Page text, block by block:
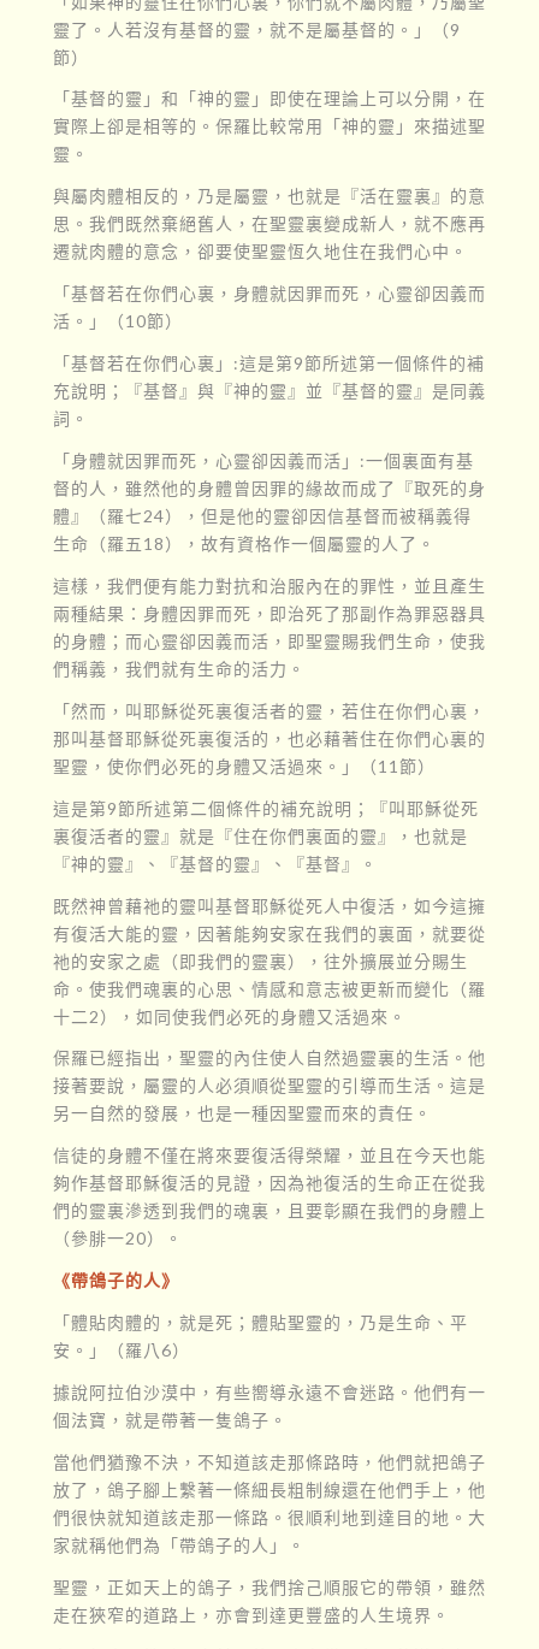
靈了。人若沒有基督的靈，就不是屬基督的。」（9
節）
「基督的靈」和「神的靈」即使在理論上可以分開，在
實際上卻是相等的。保羅比較常用「神的靈」來描述聖
靈。
與屬肉體相反的，乃是屬靈，也就是『活在靈裏』的意
思。我們既然棄絕舊人，在聖靈裏變成新人，就不應再
遷就肉體的意念，卻要使聖靈恆久地住在我們心中。
「基督若在你們心裏，身體就因罪而死，心靈卻因義而
活。」（10節）
「基督若在你們心裏」:這是第9節所述第一個條件的補
充說明；『基督』與『神的靈』並『基督的靈』是同義
詞。
「身體就因罪而死，心靈卻因義而活」:一個裏面有基
督的人，雖然他的身體曾因罪的緣故而成了『取死的身
體』（羅七24），但是他的靈卻因信基督而被稱義得
生命（羅五18），故有資格作一個屬靈的人了。
這樣，我們便有能力對抗和治服內在的罪性，並且產生
兩種結果：身體因罪而死，即治死了那副作為罪惡器具
的身體；而心靈卻因義而活，即聖靈賜我們生命，使我
們稱義，我們就有生命的活力。
「然而，叫耶穌從死裏復活者的靈，若住在你們心裏，
那叫基督耶穌從死裏復活的，也必藉著住在你們心裏的
聖靈，使你們必死的身體又活過來。」（11節）
這是第9節所述第二個條件的補充說明；『叫耶穌從死
裏復活者的靈』就是『住在你們裏面的靈』，也就是
『神的靈』、『基督的靈』、『基督』。
既然神曾藉祂的靈叫基督耶穌從死人中復活，如今這擁
有復活大能的靈，因著能夠安家在我們的裏面，就要從
祂的安家之處（即我們的靈裏），往外擴展並分賜生
命。使我們魂裏的心思、情感和意志被更新而變化（羅
十二2），如同使我們必死的身體又活過來。
保羅已經指出，聖靈的內住使人自然過靈裏的生活。他
接著要說，屬靈的人必須順從聖靈的引導而生活。這是
另一自然的發展，也是一種因聖靈而來的責任。
信徒的身體不僅在將來要復活得榮耀，並且在今天也能
夠作基督耶穌復活的見證，因為祂復活的生命正在從我
們的靈裏滲透到我們的魂裏，且要彰顯在我們的身體上
（參腓一20）。
《帶鴿子的人》
「體貼肉體的，就是死；體貼聖靈的，乃是生命、平
安。」（羅八6）
據說阿拉伯沙漠中，有些嚮導永遠不會迷路。他們有一
個法寶，就是帶著一隻鴿子。
當他們猶豫不決，不知道該走那條路時，他們就把鴿子
放了，鴿子腳上繫著一條細長粗制線還在他們手上，他
們很快就知道該走那一條路。很順利地到達目的地。大
家就稱他們為「帶鴿子的人」。
聖靈，正如天上的鴿子，我們捨己順服它的帶領，雖然
走在狹窄的道路上，亦會到達更豐盛的人生境界。